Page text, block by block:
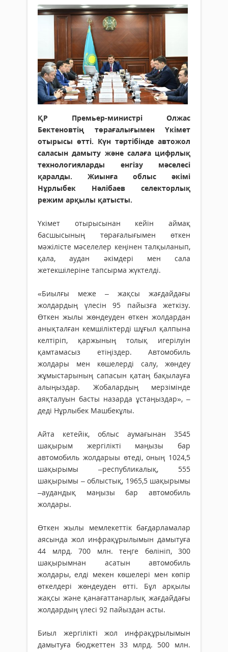
ҚР Премьер-министрі Олжас
Бектеновтің төрағалығымен Үкімет
отырысы өтті. Күн тәртібінде автожол
саласын дамыту және салаға цифрлық
технологияларды енгізу мәселесі
қаралды. Жиынға облыс әкімі
Нұрлыбек Нәлібаев селекторлық
режим арқылы қатысты.
Үкімет отырысынан кейін аймақ
басшысының төрағалығымен өткен
мәжілісте мәселелер кеңінен талқыланып,
қала, аудан әкімдері мен сала
жетекшілеріне тапсырма жүктелді.
«Биылғы меже – жақсы жағдайдағы
жолдардың үлесін 95 пайызға жеткізу.
Өткен жылы жөндеуден өткен жолдардан
анықталған кемшіліктерді шұғыл қалпына
келтіріп, қаржының толық игерілуін
қамтамасыз етіңіздер. Автомобиль
жолдары мен көшелерді салу, жөндеу
жұмыстарының сапасын қатаң бақылауға
алыңыздар. Жобалардың мерзімінде
аяқталуын басты назарда ұстаңыздар», –
деді Нұрлыбек Машбекұлы.
Айта кетейік, облыс аумағынан 3545
шақырым жергілікті маңызы бар
автомобиль жолдарыы өтеді, оның 1024,5
шақырымы –республикалық, 555
шақырымы – облыстық, 1965,5 шақырымы
–аудандық маңызы бар автомобиль
жолдары.
Өткен жылы мемлекеттік бағдарламалар
аясында жол инфрақұрылымын дамытуға
44 млрд. 700 млн. теңге бөлініп, 300
шақырымнан асатын автомобиль
жолдары, елді мекен көшелері мен көпір
өткелдері жөндеуден өтті. Бұл арқылы
жақсы және қанағаттанарлық жағдайдағы
жолдардың үлесі 92 пайыздан асты.
Биыл жергілікті жол инфрақұрылымын
дамытуға бюджеттен 33 млрд. 500 млн.